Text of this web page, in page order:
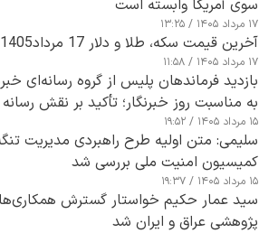
سوی آمریکا وابسته است
۱۷ مرداد ۱۴۰۵ / ۱۳:۲۵
آخرین قیمت سکه، طلا و دلار 17 مرداد1405
۱۷ مرداد ۱۴۰۵ / ۱۱:۵۸
بازدید فرماندهان پلیس از گروه رسانه‌ای
به مناسبت روز خبرنگار؛ تأکید بر نقش
و اعتماد عمومی
۱۵ مرداد ۱۴۰۵ / ۱۹:۵۲
سلیمی: متن اولیه طرح راهبردی مدیریت
کمیسیون امنیت ملی بررسی شد
۱۵ مرداد ۱۴۰۵ / ۱۹:۳۷
سید عمار حکیم خواستار گسترش
پژوهشی عراق و ایران شد